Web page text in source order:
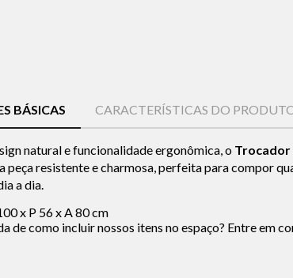
BÁSICAS CARACTERÍSTICAS DO
natural e funcionalidade ergonômica, o Trocador
peça resistente e charmosa, perfeita para compor
a dia.
x P 56 x A 80 cm
de como incluir nossos itens no espaço? Entre em